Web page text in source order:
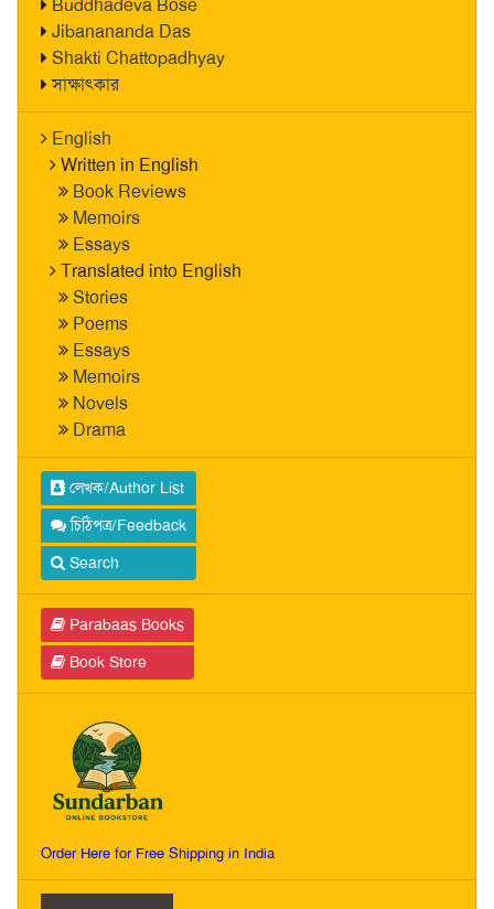
Jibanananda Das
Shakti Chattopadhyay
সাক্ষাৎকার
English
Written in English
Book Reviews
Memoirs
Essays
Translated into English
Stories
Poems
Essays
Memoirs
Novels
Drama
লেখক/Author List
চিঠিপত্র/Feedback
Search
Parabaas Books
Book Store
Order Here for Free Shipping in India